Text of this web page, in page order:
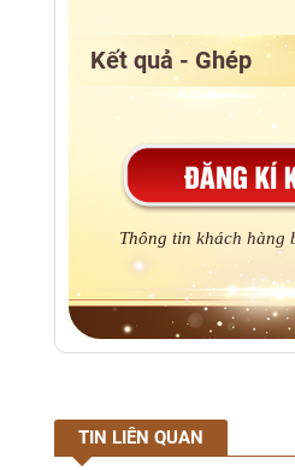
Kết quả - Ghép
Thông tin khách hàng
TIN LIÊN QUAN